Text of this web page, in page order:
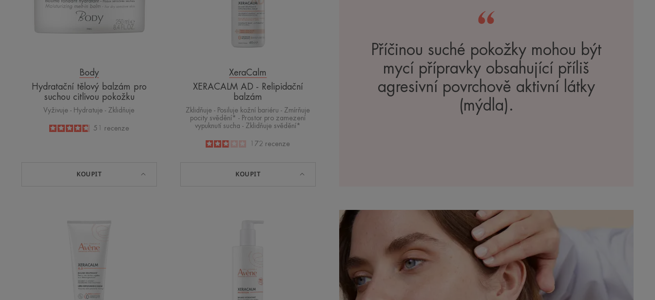
Body
Hydratační tělový balzám pro
suchou citlivou pokožku
Vyživuje - Hydratuje - Zklidňuje
4.7
/
5
51 recenze
KOUPIT
XeraCalm
XERACALM AD - Relipidační
balzám
Zklidňuje - Posiluje kožní bariéru - Zmírňuje
pocity svědění* - Prostor pro zamezení
vypuknutí sucha - Zklidňuje svědění*
2.9
172 recenze
KOUPIT
Příčinou suché pokožky mohou být
mycí přípravky obsahující příliš
agresivní povrchově aktivní látky
(mýdla).